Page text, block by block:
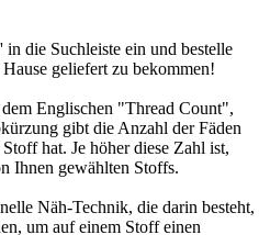
die Suchleiste ein und bestelle
geliefert zu bekommen!
Englischen "Thread Count",
gibt die Anzahl der Fäden
hat. Je höher diese Zahl ist,
Ihnen gewählten Stoffs.
Näh-Technik, die darin besteht,
um auf einem Stoff einen